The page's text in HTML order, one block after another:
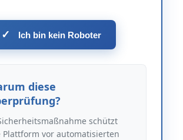
✓ Ich bin kein Roboter
diese
schützt
Plattform vor automatisierten